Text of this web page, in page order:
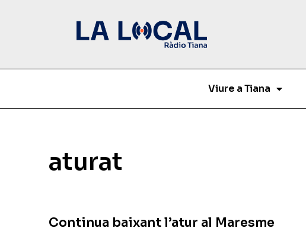
Viure a Tiana
aturat
Continua baixant l’atur al Maresme